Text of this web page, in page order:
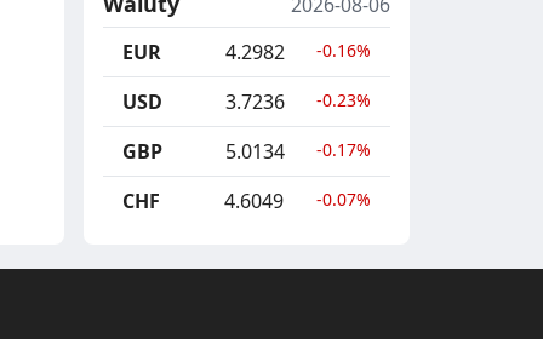
EUR
4.2982 -0.16%
USD 3.7236 -0.23%
GBP 5.0134 -0.17%
CHF 4.6049 -0.07%